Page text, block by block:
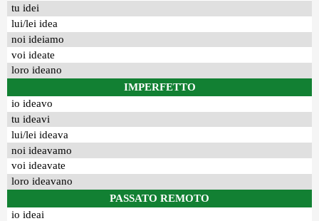
tu idei
lui/lei idea
noi ideiamo
voi ideate
loro ideano
IMPERFETTO
io ideavo
tu ideavi
lui/lei ideava
noi ideavamo
voi ideavate
loro ideavano
PASSATO REMOTO
io ideai